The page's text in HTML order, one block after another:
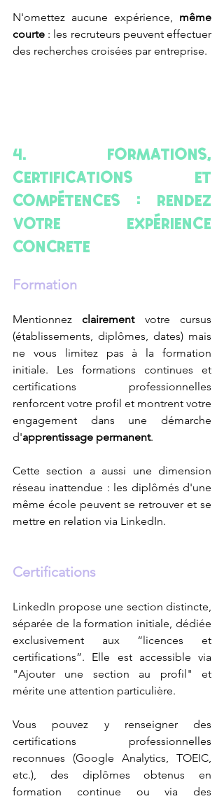
N'omettez aucune expérience, même
courte : les recruteurs peuvent effectuer
des recherches croisées par entreprise.
4. Formations,
certifications et
compétences : rendez
votre expérience
concrète
Formation
Mentionnez clairement votre cursus
(établissements, diplômes, dates) mais
ne vous limitez pas à la formation
initiale. Les formations continues et
certifications professionnelles
renforcent votre profil et montrent votre
engagement dans une démarche
d'apprentissage permanent.
Cette section a aussi une dimension
réseau inattendue : les diplômés d'une
même école peuvent se retrouver et se
mettre en relation via LinkedIn.
Certifications
LinkedIn propose une section distincte,
séparée de la formation initiale, dédiée
exclusivement aux “licences et
certifications”. Elle est accessible via
"Ajouter une section au profil" et
mérite une attention particulière.
Vous pouvez y renseigner des
certifications professionnelles
reconnues (Google Analytics, TOEIC,
etc.), des diplômes obtenus en
formation continue ou via des